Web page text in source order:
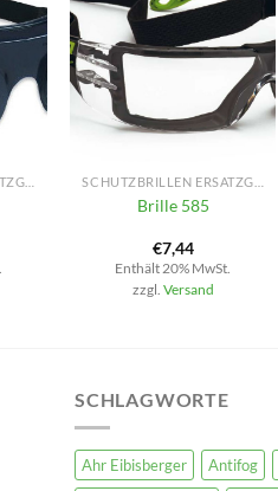
Brille 585
€7,44
Enthält 20% MwSt.
zzgl. Versand
SCHLAGWORTE
Ahr Eibisberger Antifog